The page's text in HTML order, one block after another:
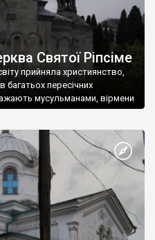
Святої Ріпсіме
прийняла християнство,
багатьох пересічних
мусульманами, вірмени